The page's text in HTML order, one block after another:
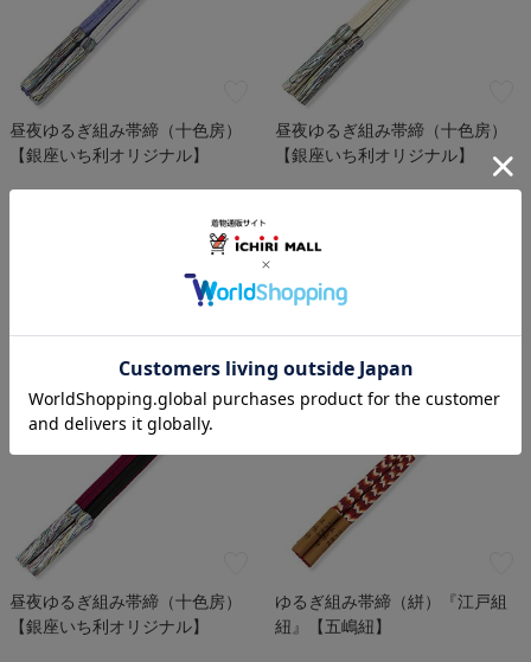
昼夜ゆるぎ組み帯締（十色房）
【銀座いち利オリジナル】
昼夜ゆるぎ組み帯締（十色房）
【銀座いち利オリジナル】
この商品をコーデする
昼夜ゆるぎ組み帯締（十色房）
【銀座いち利オリジナル】
ゆるぎ組み帯締（絣）『江戸組
紐』【五嶋紐】